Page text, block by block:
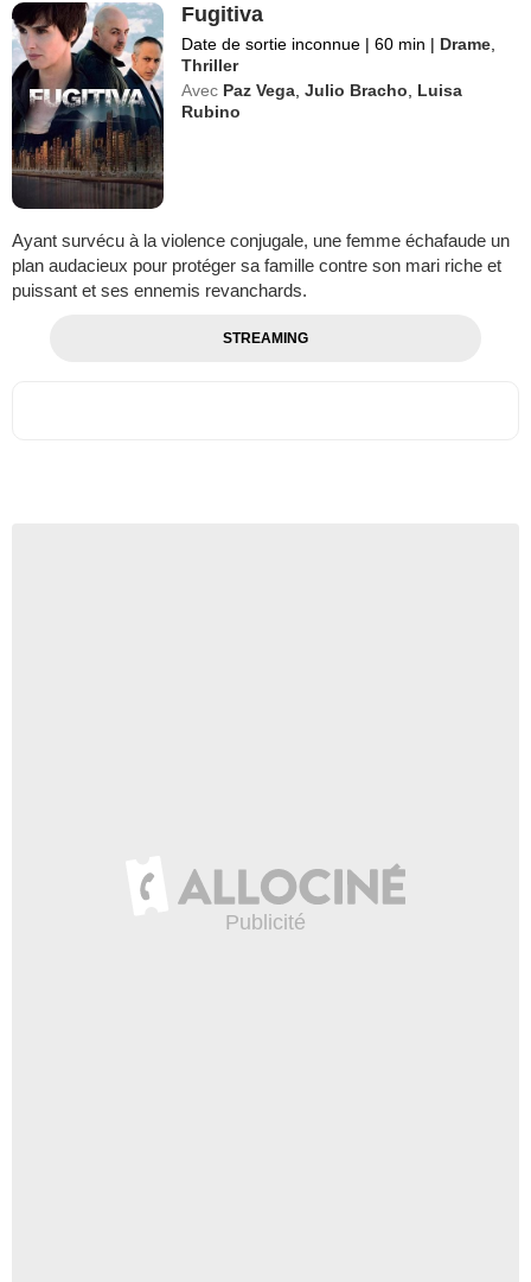
Fugitiva
Date de sortie inconnue | 60 min | Drame
Thriller
Avec Paz Vega ,Julio Bracho
Luisa
Rubino
Ayant survécu à la violence conjugale, une femme échafaude un
plan audacieux pour protéger sa famille contre son mari riche et
puissant et ses ennemis revanchards.
STREAMING